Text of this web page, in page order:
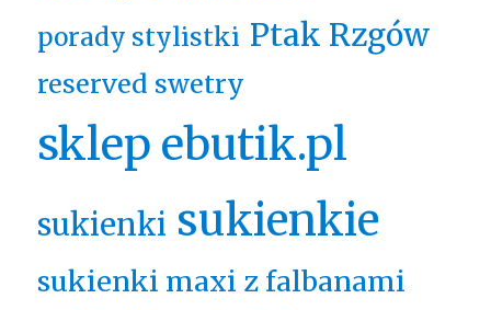
porady stylistki Ptak Rzgów
reserved swetry
sklep ebutik.pl
sukienki sukienkie
sukienki maxi z falbanami